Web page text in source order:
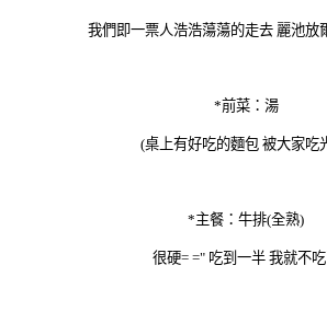
我們即一票人浩浩蕩蕩的走去 麗池放
*前菜：湯
(桌上有好吃的麵包 被大家吃
*主餐：牛排(全熟)
很硬= =" 吃到一半 我就不